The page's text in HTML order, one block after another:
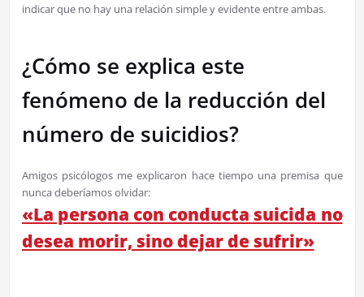
indicar que no hay una relación simple y evidente entre ambas.
¿Cómo se explica este
fenómeno de la reducción del
número de suicidios?
Amigos psicólogos me explicaron hace tiempo una premisa que
nunca deberíamos olvidar:
«La persona con conducta suicida no
desea morir, sino dejar de sufrir»